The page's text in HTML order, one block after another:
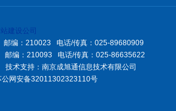
建设公司
编：210023 电话/传真：025-89680909
编：210093 电话/传真：025-86635622
术支持： 南京成旭通信息技术有限公司
公网安备32011302323110号